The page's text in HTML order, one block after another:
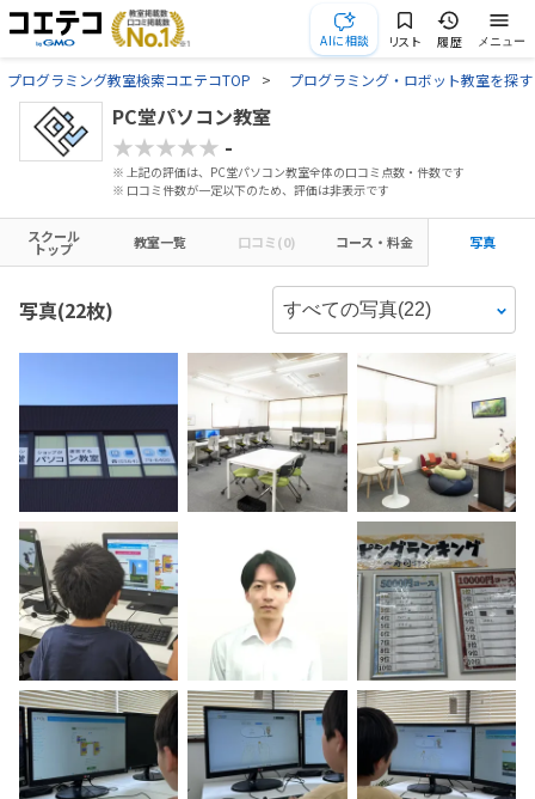
AIに相談 リスト 履歴 メニュー
プログラミング教室検索コエテコTOP プログラミング・ロボット教室を探す
PC堂パソコン教室
★★★★★ -
※ 上記の評価は、PC堂パソコン教室全体の口コミ点数・件数です
※ 口コミ件数が一定以下のため、評価は非表示です
スクール
トップ 教室一覧 口コミ(0) コース・料金 写真
写真(22枚)